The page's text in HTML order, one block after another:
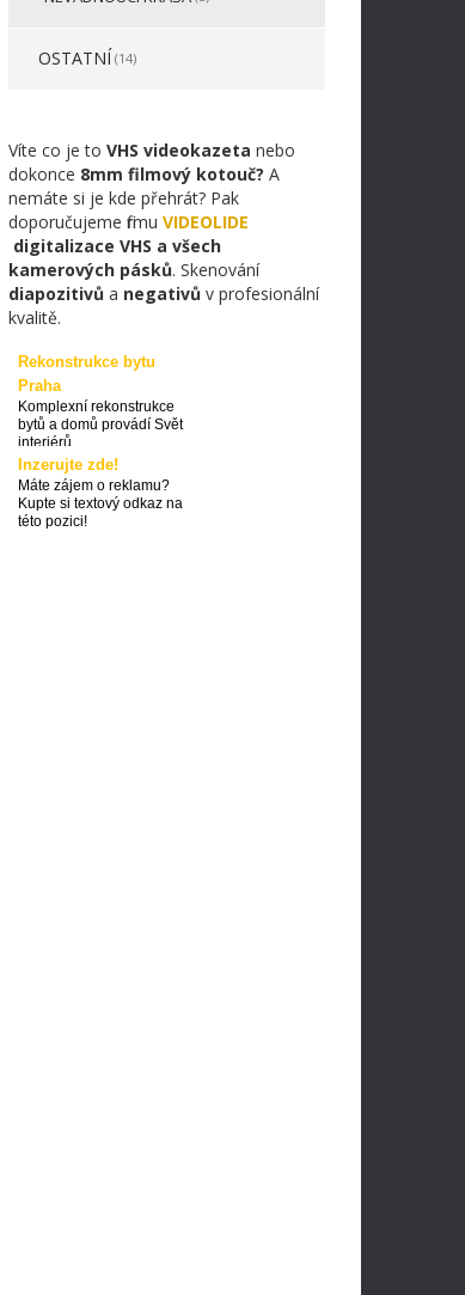
OSTATNÍ (14)
Víte co je to VHS videokazeta nebo
dokonce 8mm filmový kotouč? A
nemáte si je kde přehrát? Pak
doporučujeme firmu VIDEOLIDE
digitalizace VHS a všech
kamerových pásků. Skenování
diapozitivů a negativů v profesionální
kvalitě.
Rekonstrukce bytu
Praha
Komplexní rekonstrukce
bytů a domů provádí Svět
interiérů
Inzerujte zde!
Máte zájem o reklamu?
Kupte si textový odkaz na
této pozici!